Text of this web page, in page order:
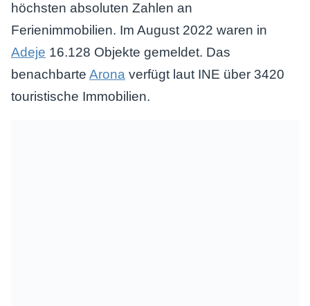
höchsten absoluten Zahlen an
Ferienimmobilien. Im August 2022 waren in
Adeje 16.128 Objekte gemeldet. Das
benachbarte Arona verfügt laut INE über 3420
touristische Immobilien.